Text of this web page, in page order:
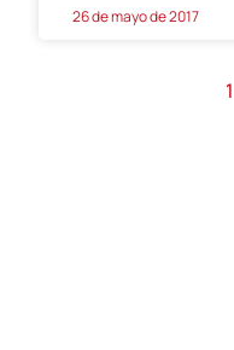
26 de mayo de 2017
1